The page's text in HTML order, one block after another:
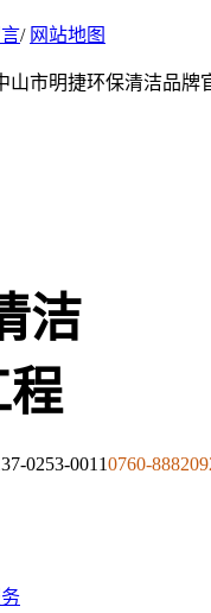
/ 网站地图
山市明捷环保清洁品牌
0253-00110760-